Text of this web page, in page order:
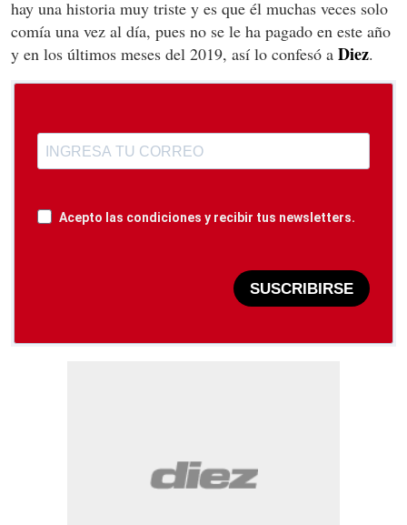
hay una historia muy triste y es que él muchas veces solo
comía una vez al día, pues no se le ha pagado en este año
y en los últimos meses del 2019, así lo confesó a Diez.
Acepto las condiciones y recibir tus newsletters.
SUSCRIBIRSE